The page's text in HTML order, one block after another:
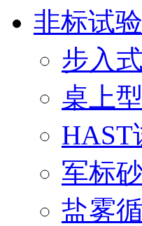
非标试
步入
桌上
HAST
军标
盐雾